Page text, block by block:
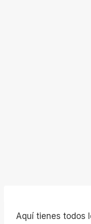
Aquí tienes todos